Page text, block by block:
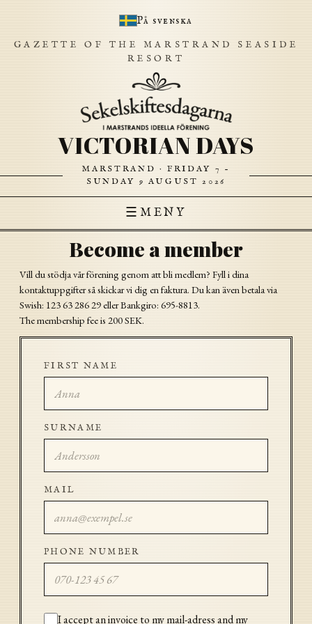
På svenska
GAZETTE OF THE MARSTRAND SEASIDE
RESORT
VICTORIAN DAYS
MARSTRAND · FRIDAY 7 –
SUNDAY 9 AUGUST 2026
☰ MENY
Become a member
Vill du stödja vår förening genom att bli medlem? Fyll i dina
kontaktuppgifter så skickar vi dig en faktura. Du kan även betala via
Swish: 123 63 286 29 eller Bankgiro: 695-8813.
The membership fee is 200 SEK.
FIRST NAME
SURNAME
MAIL
PHONE NUMBER
I accept an invoice to my mail-adress and my